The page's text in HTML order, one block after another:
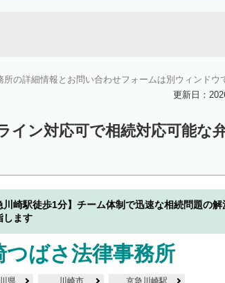
所の詳細情報とお問い合わせフォームは別ウィンドウ
更新日：
イン対応可で相続対応可能な
川崎駅徒歩1分】チーム体制で迅速な相続問題の解
します
つばさ法律事務所